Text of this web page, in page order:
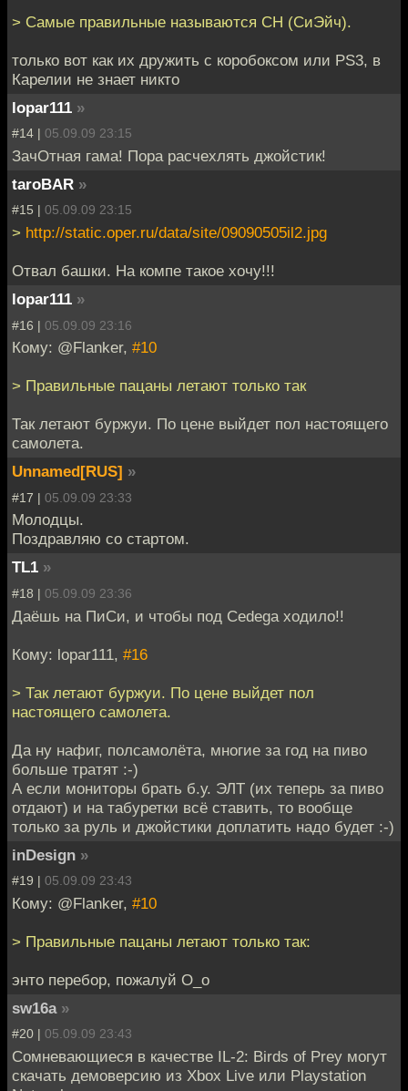
> Самые правильные называются CH (СиЭйч).
только вот как их дружить с коробоксом или PS3, в
Карелии не знает никто
lopar111 »
#14 | 05.09.09 23:15
ЗачОтная гама! Пора расчехлять джойстик!
taroBAR »
#15 | 05.09.09 23:15
> http://static.oper.ru/data/site/09090505il2.jpg
Отвал башки. На компе такое хочу!!!
lopar111 »
#16 | 05.09.09 23:16
Кому: @Flanker, #10
> Правильные пацаны летают только так
Так летают буржуи. По цене выйдет пол настоящего
самолета.
Unnamed[RUS] »
#17 | 05.09.09 23:33
Молодцы.
Поздравляю со стартом.
TL1 »
#18 | 05.09.09 23:36
Даёшь на ПиСи, и чтобы под Cedega ходило!!
Кому: lopar111, #16
> Так летают буржуи. По цене выйдет пол
настоящего самолета.
Да ну нафиг, полсамолёта, многие за год на пиво
больше тратят :-)
А если мониторы брать б.у. ЭЛТ (их теперь за пиво
отдают) и на табуретки всё ставить, то вообще
только за руль и джойстики доплатить надо будет :-)
inDesign »
#19 | 05.09.09 23:43
Кому: @Flanker, #10
> Правильные пацаны летают только так:
энто перебор, пожалуй О_о
sw16a »
#20 | 05.09.09 23:43
Сомневающиеся в качестве IL-2: Birds of Prey могут
скачать демоверсию из Xbox Live или Playstation